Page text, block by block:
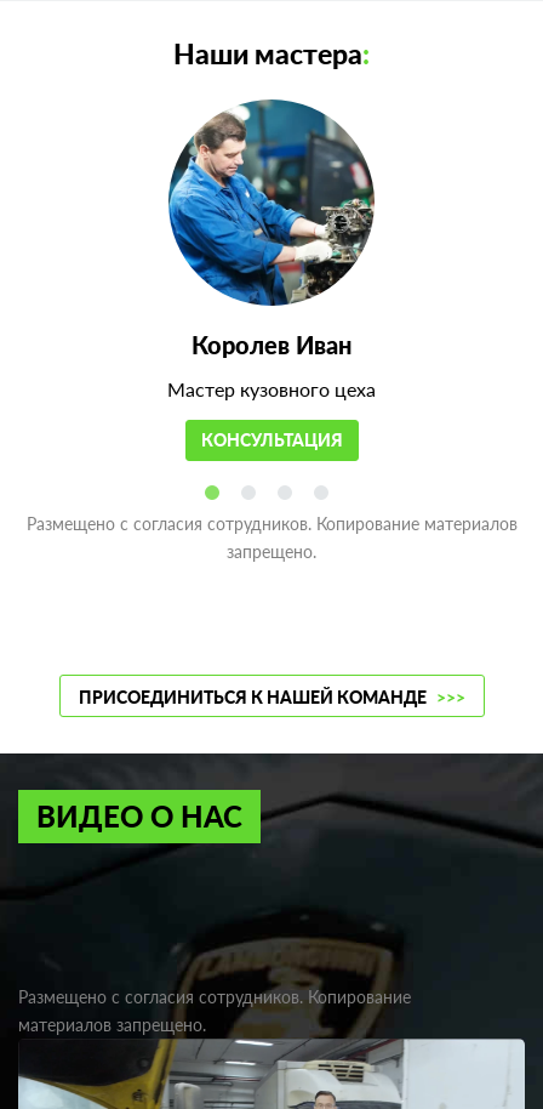
Наши мастера:
Королев Иван
Мастер кузовного цеха
КОНСУЛЬТАЦИЯ
Размещено с согласия сотрудников. Копирование материалов
запрещено.
ПРИСОЕДИНИТЬСЯ К НАШЕЙ КОМАНДЕ >>>
ВИДЕО О НАС
Размещено с согласия сотрудников. Копирование
материалов запрещено.